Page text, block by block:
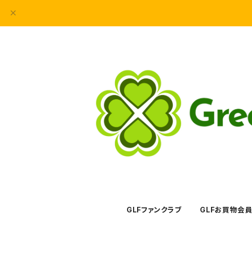
GLFファンクラブ GLFお買物会員